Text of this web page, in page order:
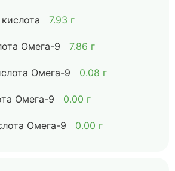
7.93 г
Омега-9 7.86 г
Омега-9 0.08 г
Омега-9 0.00 г
Омега-9 0.00 г